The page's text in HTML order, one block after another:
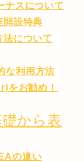
ナスについて
開設特典
法について
な利用方法
をお勧め！
から表
の違い